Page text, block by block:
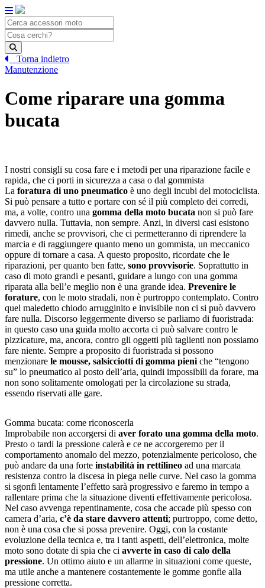
Skip
to
content
Torna indietro
Manutenzione
Come riparare una gomma
bucata
I nostri consigli su cosa fare e i metodi per una riparazione facile e
rapida, che ci porti in sicurezza a casa o dal gommista
La foratura di uno pneumatico è uno degli incubi del motociclista.
Si può pensare a tutto e portare con sé il più completo dei corredi,
ma, a volte, contro una gomma della moto bucata non si può fare
davvero nulla. Tuttavia, non sempre. Anzi, in diversi casi esistono
rimedi, anche se provvisori, che ci permetteranno di riprendere la
marcia e di raggiungere quanto meno un gommista, un meccanico
oppure di tornare a casa. A questo proposito, ricordate che le
riparazioni, per quanto ben fatte, sono provvisorie. Soprattutto in
caso di moto grandi e pesanti, guidare a lungo con una gomma
riparata alla bell’e meglio non è una grande idea. Prevenire le
forature, con le moto stradali, non è purtroppo contemplato. Contro
quel maledetto chiodo arrugginito e invisibile non ci si può davvero
fare nulla. Discorso leggermente diverso se parliamo di fuoristrada:
in questo caso una guida molto accorta ci può salvare contro le
pizzicature, ma, ancora, contro gli oggetti più taglienti non possiamo
fare niente. Sempre a proposito di fuoristrada si possono
menzionare le mousse, salsicciotti di gomma pieni che “tengono
su” lo pneumatico al posto dell’aria, quindi impossibili da forare, ma
non sono solitamente omologati per la circolazione su strada,
essendo riservati alle gare.
Gomma bucata: come riconoscerla
Improbabile non accorgersi di aver forato una gomma della moto.
Presto o tardi la pressione calerà e ce ne accorgeremo per il
comportamento anomalo del mezzo, potenzialmente pericoloso, che
può andare da una forte instabilità in rettilineo ad una marcata
resistenza contro la discesa in piega nelle curve. Nel caso la gomma
si sgonfi lentamente l’effetto sarà progressivo e faremo in tempo a
rallentare prima che la situazione diventi effettivamente pericolosa.
Nel caso avvenga repentinamente, cosa che accade più spesso con
camera d’aria, c’è da stare davvero attenti; purtroppo, come detto,
non è una cosa che si possa prevenire. Oggi, con la costante
evoluzione della tecnica e, tra i tanti aspetti, dell’elettronica, molte
moto sono dotate di spia che ci avverte in caso di calo della
pressione. Un ottimo aiuto e un allarme in situazioni come queste,
ma utile anche a mantenere costantemente le gomme gonfie alla
pressione corretta.